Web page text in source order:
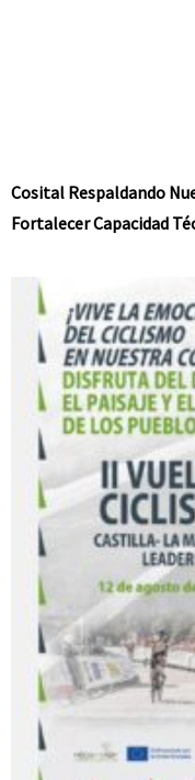
Cosital Respaldando
Fortalecer Capacidad